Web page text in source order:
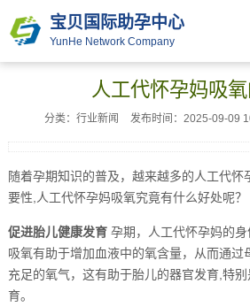
宝贝国际助孕中心
YunHe Network Company
人工代怀孕妈吸
分类：行业新闻 发布时间：2025-09-09
随着孕期知识的普及，越来越多的人工代怀
要性,人工代怀孕妈吸氧究竟有什么好处呢？
促进胎儿健康发育孕期，人工代怀孕妈的身
吸氧有助于增加血液中的氧含量，从而通过
充足的氧气，这有助于胎儿的器官发育,特
育。